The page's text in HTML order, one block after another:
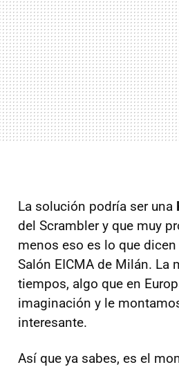
La solución podría ser una
del Scrambler y que muy
menos eso es lo que
Salón EICMA de Milán. La
tiempos, algo que en
imaginación y le
interesante.
Así que ya sabes, es el